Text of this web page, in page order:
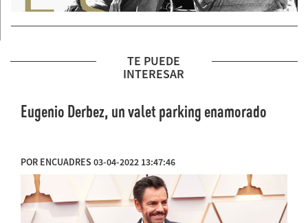
TE PUEDE
INTERESAR
Eugenio Derbez, un valet parking enamorado
POR ENCUADRES 03-04-2022 13:47:46